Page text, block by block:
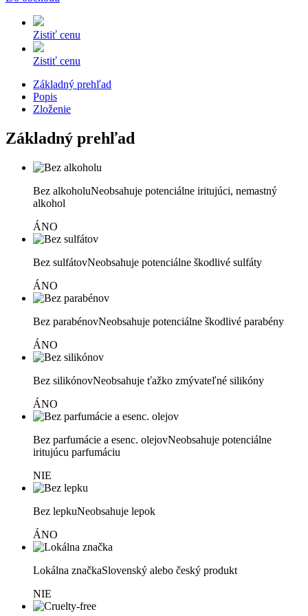
Zistiť cenu
Zistiť cenu
Základný prehľad
Popis
Zloženie
Základný prehľad
Bez alkoholuNeobsahuje potenciálne iritujúci, nemastný
alkohol
ÁNO
Bez sulfátovNeobsahuje potenciálne škodlivé sulfáty
ÁNO
Bez parabénovNeobsahuje potenciálne škodlivé parabény
ÁNO
Bez silikónovNeobsahuje ťažko zmývateľné silikóny
ÁNO
Bez parfumácie a esenc. olejovNeobsahuje potenciálne
iritujúcu parfumáciu
NIE
Bez lepkuNeobsahuje lepok
ÁNO
Lokálna značkaSlovenský alebo český produkt
NIE